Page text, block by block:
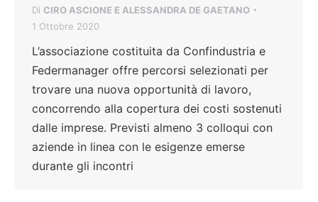
Di CIRO ASCIONE E ALESSANDRA DE GAETANO
1 Ottobre 2020
L’associazione costituita da Confindustria e
Federmanager offre percorsi selezionati per
trovare una nuova opportunità di lavoro,
concorrendo alla copertura dei costi sostenuti
dalle imprese. Previsti almeno 3 colloqui con
aziende in linea con le esigenze emerse
durante gli incontri